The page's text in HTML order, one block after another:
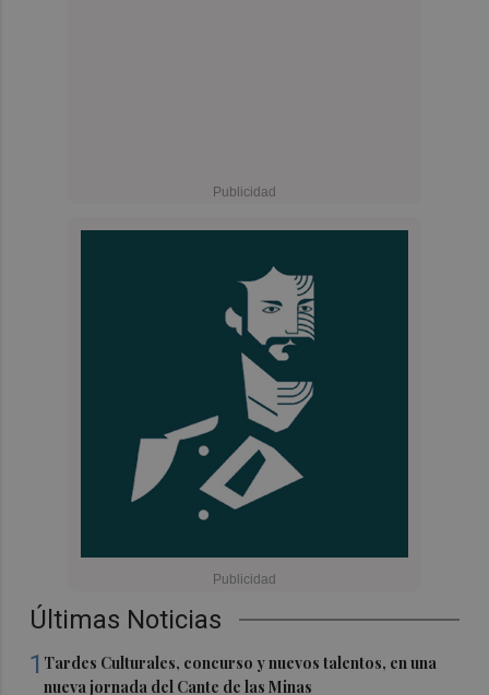
Últimas Noticias
1 Tardes Culturales, concurso y nuevos talentos, en una
nueva jornada del Cante de las Minas